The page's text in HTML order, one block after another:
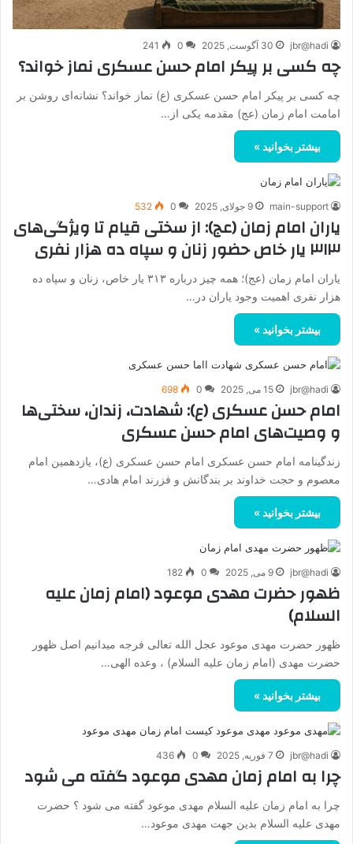
jbr@hadi 30 آگوست, 2025 0
241
چه کسی بر پیکر امام حسن عسکری نماز خواند؟
چه کسی بر پیکر امام حسن عسکری (ع) نماز خواند؟ نشانه‌ای روشن بر
امامت امام زمان (عج) مقدمه یکی از…
بیشتر بخوانید »
main-support 9 جولای, 2025 0
532
یاران امام زمان (عج): از سختی قیام تا ویژگی‌های
۳۱۳ یار خاص حضور زنان و سپاه ده هزار نفری
یاران امام زمان (عج)؛ همه چیز درباره ۳۱۳ یار خاص، زنان و سپاه ده
هزار نفری اهمیت وجود یاران در…
بیشتر بخوانید »
jbr@hadi 15 می, 2025 0
698
امام حسن عسکری (ع): شهادت، زندان، سختی‌ها
و وصیت‌های امام حسن عسکری
زندگینامه امام حسن عسکری امام حسن عسکری (ع)، یازدهمین امام
معصوم و حجت خداوند بر بندگانش و فزرند امام هادی…
بیشتر بخوانید »
jbr@hadi 9 می, 2025 0
182
ظهور حضرت مهدی موعود (امام زمان علیه
السلام)
ظهور حضرت مهدی موعود عجل الله تعالی فرجه میدانیم اصل ظهور
حضرت مهدی (امام زمان علیه السلام) ، وعده الهی…
بیشتر بخوانید »
jbr@hadi 7 فوریه, 2025 0
436
چرا به امام زمان مهدی موعود گفته می شود
چرا به امام زمان علیه السلام مهدی موعود گفته می شود ؟ حضرت
مهدی علیه السلام بدین جهت مهدی موعود…